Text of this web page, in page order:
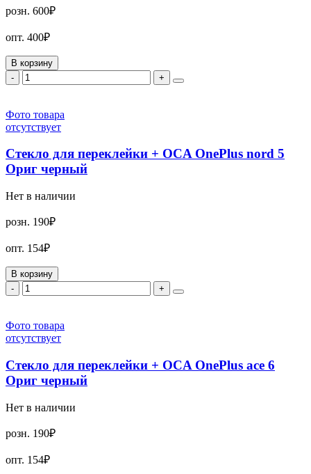
розн. 600₽
опт. 400₽
В корзину
-
+
Фото товара
отсутствует
Стекло для переклейки + OCA OnePlus nord 5
Ориг черный
Нет в наличии
розн. 190₽
опт. 154₽
В корзину
-
+
Фото товара
отсутствует
Стекло для переклейки + OCA OnePlus ace 6
Ориг черный
Нет в наличии
розн. 190₽
опт. 154₽